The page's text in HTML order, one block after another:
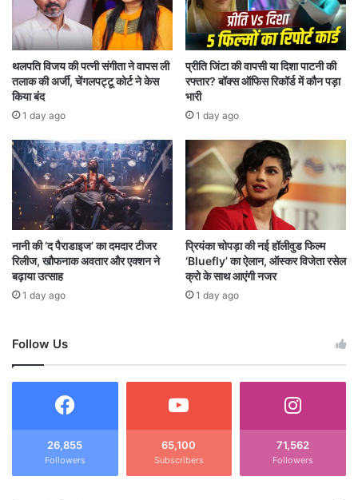
का
ल
त
य
कि
को
4
7
र
न
से
रा
क
क्वा
ली
फा
य
र
-
2
हुं
ची
थलपति विजय की पत्नी संगीता ने वापस ली
तलाक की अर्जी, चेंगलपट्टू कोर्ट ने केस
किया बंद
1 day ago
प्रीति जिंटा की वापसी या दिशा पाटनी की
रफ्तार? बॉक्स ऑफिस रिकॉर्ड में कौन पड़ा
भारी
1 day ago
नानी की ‘द पैराडाइज’ का दमदार टीजर
रिलीज, खौफनाक अवतार और एक्शन ने
बढ़ाया उत्साह
1 day ago
प्रियंका चोपड़ा की नई हॉलीवुड फिल्म
‘Bluefly’ का ऐलान, ऑस्कर विजेता रसेल
क्रो के साथ आएंगी नजर
1 day ago
Follow Us
26,855
Followers
65,100
Subscribers
71,562
Followers